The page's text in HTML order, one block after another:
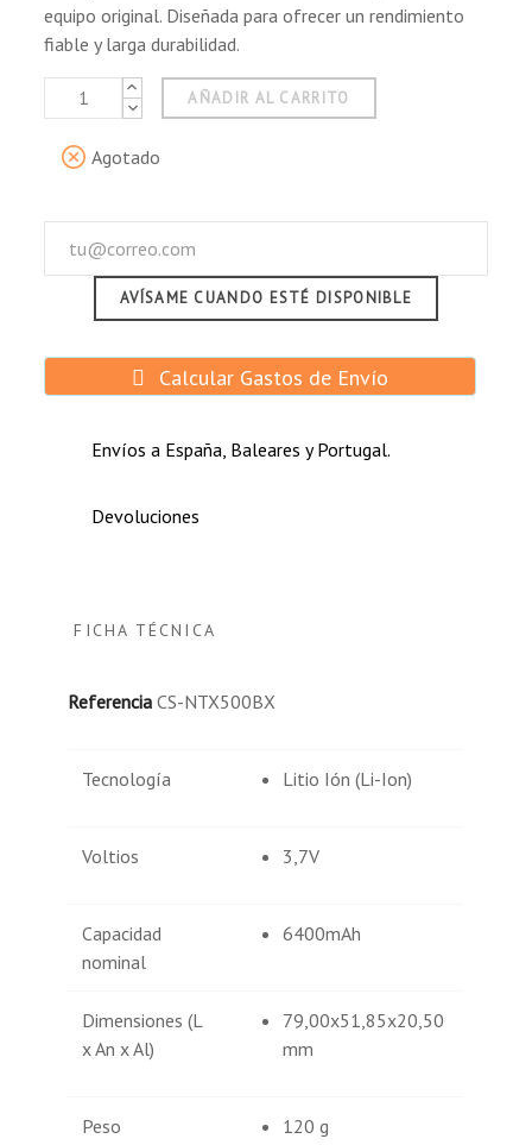
equipo original. Diseñada para ofrecer un rendimiento
fiable y larga durabilidad.
AÑADIR AL CARRITO
Agotado
AVÍSAME CUANDO ESTÉ DISPONIBLE
Calcular Gastos de Envío
Envíos a España, Baleares y Portugal.
Devoluciones
FICHA TÉCNICA
Referencia CS-NTX500BX
Tecnología Litio Ión (Li-Ion)
Voltios 3,7V
Capacidad
nominal
6400mAh
Dimensiones (L
x An x Al)
79,00x51,85x20,50
mm
Peso 120 g